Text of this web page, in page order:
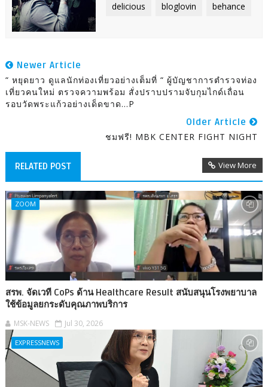
delicious bloglovin behance
Newer Article
“ หยุดยาว ดูแลนักท่องเที่ยวอย่างเต็มที่ “ ผู้บัญชาการตำรวจท่อง
เที่ยวคนใหม่ ตรวจความพร้อม สั่งปราบปรามจับกุมไกด์เถื่อน
รอบวัดพระแก้วอย่างเด็ดขาด...P
Older Article
ชมฟรี! MBK CENTER FIGHT NIGHT
RELATED POST View More
ZOOM
สรพ. จัดเวที CoPs ด้าน Healthcare Result สนับสนุนโรงพยาบาล
ใช้ข้อมูลยกระดับคุณภาพบริการ
MSK-NEWS Jul 30, 2026
EXPRESSNEWS